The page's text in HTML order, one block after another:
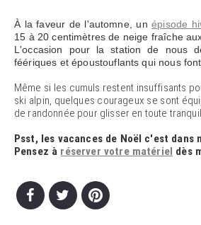
À la faveur de l'automne, unépisode
15 à 20 centimètres de neige fraîche
L'occasion pour la station de nous
féériques et époustouflants qui nous
Même si les cumuls restent insuffisants
ski alpin, quelques courageux se sont
de randonnée pour glisser en toute
Psst, les vacances de Noël c'est dans
Pensez à réserver votre matériel dès